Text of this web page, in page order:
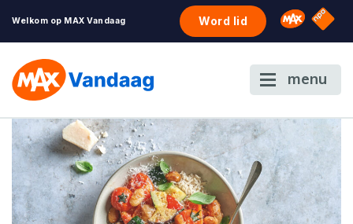
Welkom op MAX Vandaag Word lid Omroep
NPO
menu